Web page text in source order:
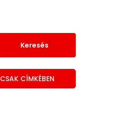
Keresés
CSAK CÍMKÉBEN